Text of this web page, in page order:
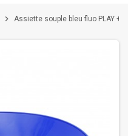
chevron_right Assiette souple bleu fluo PLAY +